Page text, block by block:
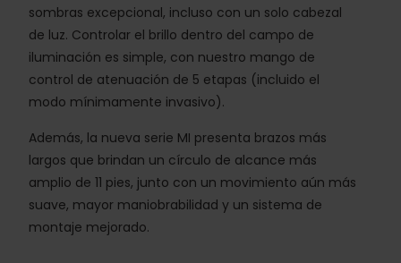
sombras excepcional, incluso con un solo cabezal
de luz. Controlar el brillo dentro del campo de
iluminación es simple, con nuestro mango de
control de atenuación de 5 etapas (incluido el
modo mínimamente invasivo).
Además, la nueva serie MI presenta brazos más
largos que brindan un círculo de alcance más
amplio de 11 pies, junto con un movimiento aún más
suave, mayor maniobrabilidad y un sistema de
montaje mejorado.